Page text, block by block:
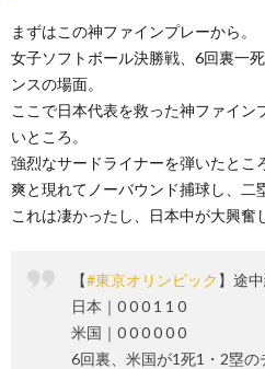
まずはこの神ファインプレーから。
女子ソフトボール決勝戦、6回裏一
ンスの場面。
ここで日本代表を救った神ファイン
いところ。
強烈なサードライナーを弾いたとこ
爽と現れてノーバウンド捕球し、二
これは凄かったし、日本中が大興奮
【#東京オリンピック 】途
日本｜0 0 0 1 1 0
米国｜0 0 0 0 0 0
6回裏、米国が1死1・2塁の